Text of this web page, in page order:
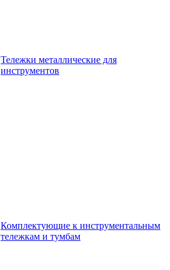
Тележки металлические для
инструментов
Комплектующие к инструментальным
тележкам и тумбам